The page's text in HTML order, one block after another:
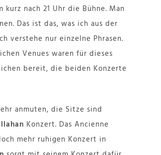
nach 21 Uhr die Bühne. Man
Das ist das, was ich aus der
verstehe nur einzelne Phrasen.
Venues waren für dieses
bereit, die beiden Konzerte
anmuten, die Sitze sind
Konzert. Das Ancienne
mehr ruhigen Konzert in